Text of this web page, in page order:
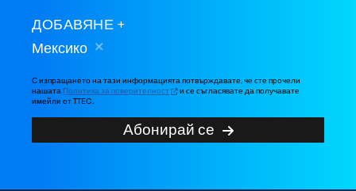
ДОБАВЯНЕ
Мексико
С изпращането на тази информацията потвърждавате, че сте прочели
нашата Политика за поверителност
и се съгласявате да получавате
имейли от TTEC.
Абонирай се